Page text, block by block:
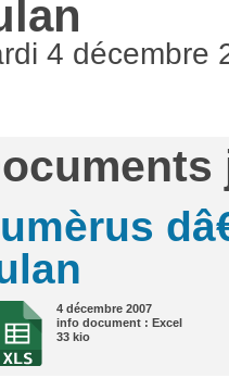
4 décembre
4 décembre 2007
info document : Excel
33 kio